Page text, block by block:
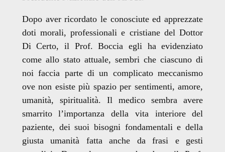
Dopo aver ricordato le conosciute ed apprezzate
doti morali, professionali e cristiane del Dottor
Di Certo, il Prof. Boccia egli ha evidenziato
come allo stato attuale, sembri che ciascuno di
noi faccia parte di un complicato meccanismo
ove non esiste più spazio per sentimenti, amore,
umanità, spiritualità. Il medico sembra avere
smarrito l’importanza della vita interiore del
paziente, dei suoi bisogni fondamentali e della
giusta umanità fatta anche da frasi e gesti